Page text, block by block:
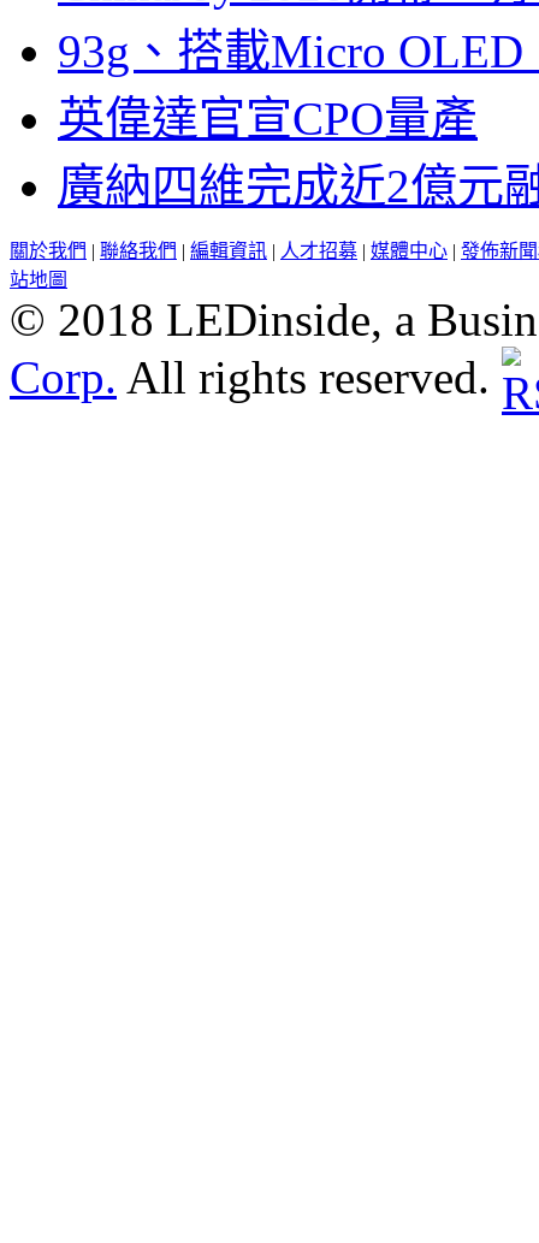
93g、搭載Micro
英偉達官宣CPO量產
廣納四維完成近2億元
關於我們 | 聯絡我們 | 編輯資訊 | 人才招募 | 媒體中心 | 發佈新
站地圖
© 2018 LEDinside, a
Corp. All rights reserved.